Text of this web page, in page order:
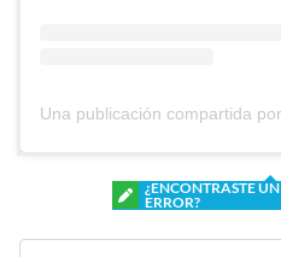
¿ENCONTRASTE UN
ERROR?